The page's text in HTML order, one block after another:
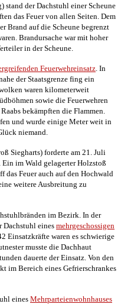
stand der Dachstuhl einer Scheune
das Feuer von allen Seiten. Dem
Brand auf die Scheune begrenzt
Brandursache war mit hoher
in der Scheune.
Feuerwehreinsatz . In
der Staatsgrenze fing ein
waren kilometerweit
sowie die Feuerwehren
bekämpften die Flammen.
und wurde einige Meter weit in
niemand.
Siegharts) forderte am 21. Juli
im Wald gelagerter Holzstoß
das Feuer auch auf den Hochwald
weitere Ausbreitung zu
im Bezirk. In der
Dachstuhl eines mehrgeschossigen
Einsatzkräfte waren es schwierige
musste die Dachhaut
dauerte der Einsatz. Von den
im Bereich eines Gefrierschrankes
eines Mehrparteienwohnhauses